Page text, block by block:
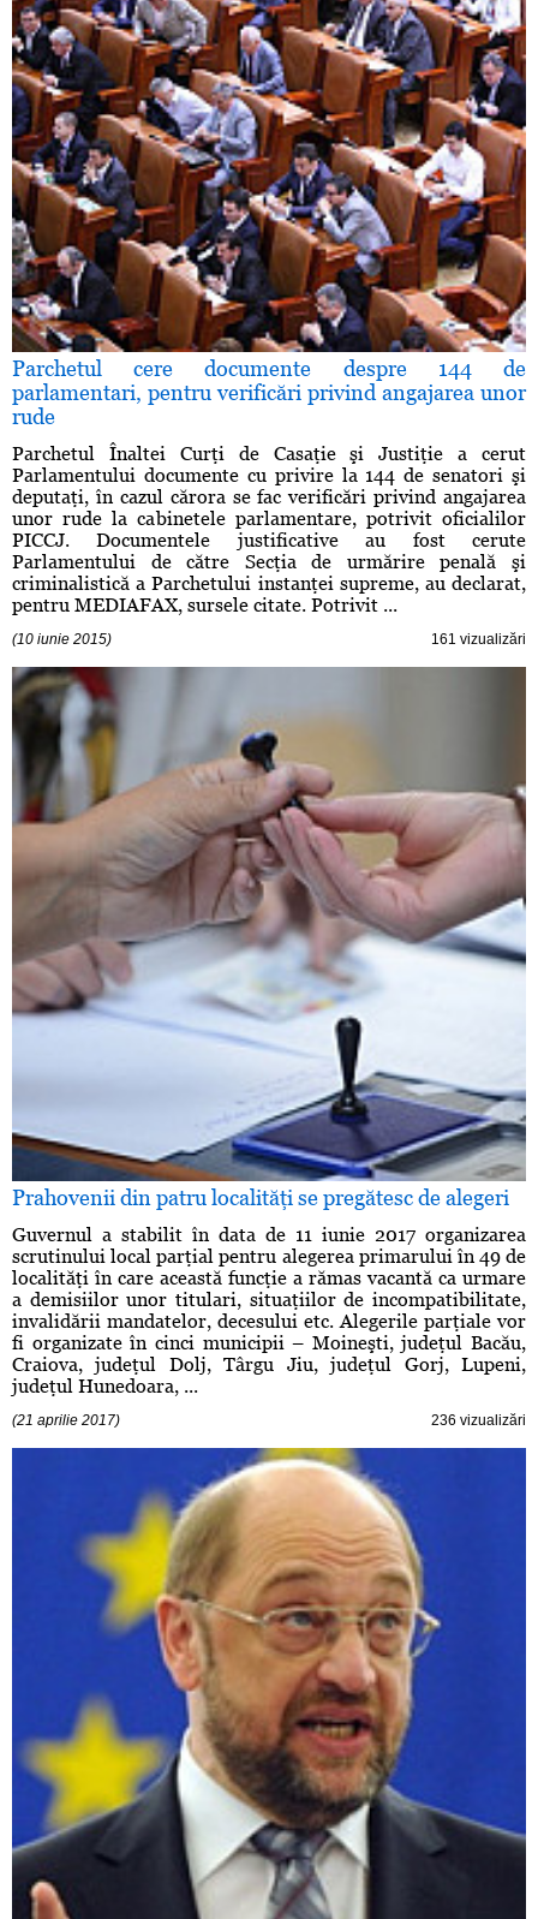
Parchetul cere documente despre 144 de
parlamentari, pentru verificări privind angajarea unor
rude
Parchetul Înaltei Curţi de Casaţie şi Justiţie a cerut
Parlamentului documente cu privire la 144 de senatori şi
deputaţi, în cazul cărora se fac verificări privind angajarea
unor rude la cabinetele parlamentare, potrivit oficialilor
PICCJ. Documentele justificative au fost cerute
Parlamentului de către Secţia de urmărire penală şi
criminalistică a Parchetului instanţei supreme, au declarat,
pentru MEDIAFAX, sursele citate. Potrivit ...
(10 iunie 2015) 161 vizualizări
Prahovenii din patru localităţi se pregătesc de alegeri
Guvernul a stabilit în data de 11 iunie 2017 organizarea
scrutinului local parţial pentru alegerea primarului în 49 de
localităţi în care această funcţie a rămas vacantă ca urmare
a demisiilor unor titulari, situaţiilor de incompatibilitate,
invalidării mandatelor, decesului etc. Alegerile parţiale vor
fi organizate în cinci municipii – Moineşti, judeţul Bacău,
Craiova, judeţul Dolj, Târgu Jiu, judeţul Gorj, Lupeni,
judeţul Hunedoara, ...
(21 aprilie 2017) 236 vizualizări